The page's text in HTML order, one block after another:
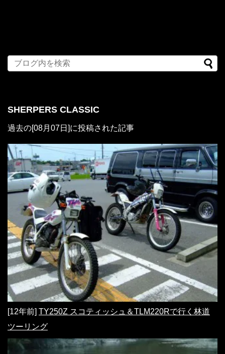
SHERPERS CLASSIC
過去の[08月07日]に投稿された記事
[12年前] TY250Z スコティッシュ＆TLM220Rで行く林道
ツーリング